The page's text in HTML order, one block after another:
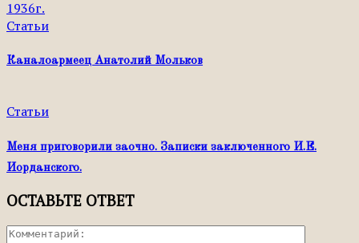
Статьи
Каналоармеец Анатолий Мольков
Статьи
Меня приговорили заочно. Записки заключенного И.Е.
Иорданского.
ОСТАВЬТЕ ОТВЕТ